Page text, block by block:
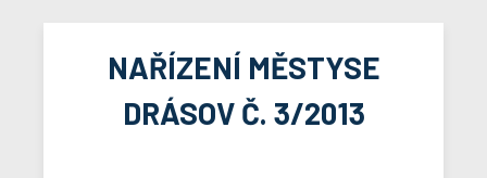
NAŘÍZENÍ MĚSTYSE
DRÁSOV Č. 3/2013